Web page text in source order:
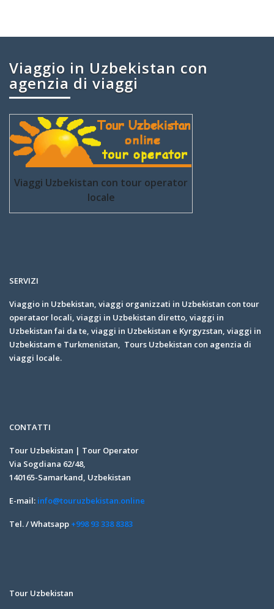
Viaggio in Uzbekistan con
agenzia di viaggi
Viaggi Uzbekistan con tour operator
locale
SERVIZI
Viaggio in Uzbekistan, viaggi organizzati in Uzbekistan con tour
operataor locali, viaggi in Uzbekistan diretto, viaggi in
Uzbekistan fai da te, viaggi in Uzbekistan e Kyrgyzstan, viaggi in
Uzbekistam e Turkmenistan, Tours Uzbekistan con agenzia di
viaggi locale.
CONTATTI
Tour Uzbekistan | Tour Operator
Via Sogdiana 62/48,
140165-Samarkand, Uzbekistan
E-mail: info@touruzbekistan.online
Tel. / Whatsapp +998 93 338 8383
Tour Uzbekistan